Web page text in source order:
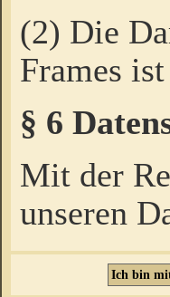
(2) Die
Frames
§ 6
Mit der
unseren